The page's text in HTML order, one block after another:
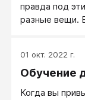
правда под
разные вещи.
лицами, где
сроками.
01 окт. 2022 г.
Обучение
Когда вы